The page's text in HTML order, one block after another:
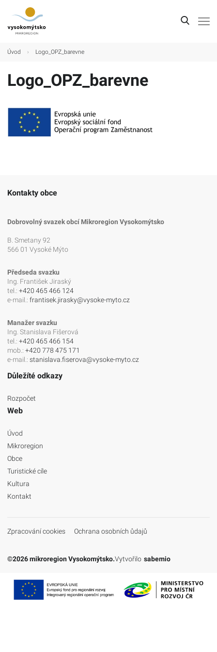
Úvod › Logo_OPZ_barevne
Logo_OPZ_barevne
Kontakty obce
Dobrovolný svazek obcí Mikroregion Vysokomýtsko
B. Smetany 92
566 01 Vysoké Mýto
Předseda svazku
Ing. František Jiraský
tel.: +420 465 466 124
e-mail.: frantisek.jirasky@vysoke-myto.cz
Manažer svazku
Ing. Stanislava Fišerová
tel.: +420 465 466 154
mob.: +420 778 475 171
e-mail.: stanislava.fiserova@vysoke-myto.cz
Důležíté odkazy
Rozpočet
Web
Úvod
Mikroregion
Obce
Turistické cíle
Kultura
Kontakt
Zpracování cookies Ochrana osobních ůdajů
©2026 mikroregion Vysokomýtsko.Vytvořilo sabemio
Úvod
Obce
Turistické cíle
Kultura